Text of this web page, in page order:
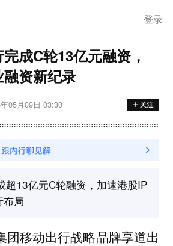
登录
成C轮13亿元融资，
资新纪录
05月09日 03:30
超13亿元C轮融资，加速港股IP
布局
团移动出行战略品牌享道出